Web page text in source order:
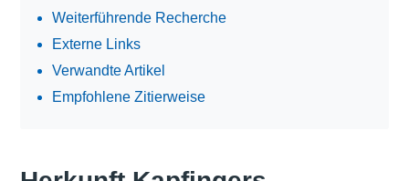
Weiterführende Recherche
Externe Links
Verwandte Artikel
Empfohlene Zitierweise